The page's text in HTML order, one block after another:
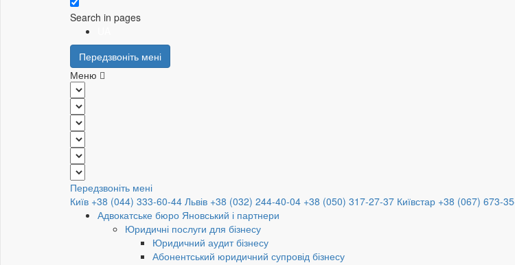
Search in pages
Передзвоніть мені
Меню
Передзвоніть мені
Київ +38 (044) 333-60-44 Львів +38 (032) 244-40-04 +38 (050) 317-27-37 Київстар +38 (067) 673-
Адвокатське бюро Яновський і партнери
Юридичні послуги для бізнесу
Юридичний аудит бізнесу
Абонентський юридичний супровід бізнесу